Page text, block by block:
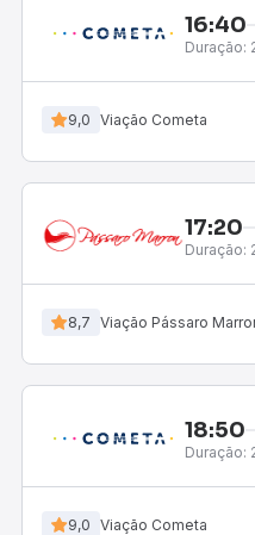
16:40
Duração:
9,0 Viação Cometa
17:20
Duração:
8,7 Viação Pássaro
18:50
Duração:
9,0 Viação Cometa